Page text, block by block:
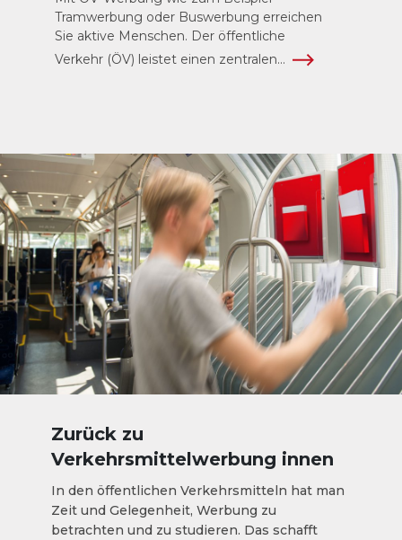
Tramwerbung oder Buswerbung erreichen
Sie aktive Menschen. Der öffentliche
Verkehr (ÖV) leistet einen zentralen...
Zurück zu
Verkehrsmittelwerbung innen
In den öffentlichen Verkehrsmitteln hat man
Zeit und Gelegenheit, Werbung zu
betrachten und zu studieren. Das schafft